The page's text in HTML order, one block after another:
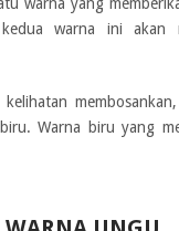
warna ini akan
Warna biru yang